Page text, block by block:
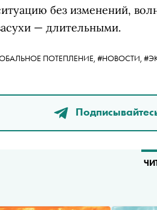
без изменений,
— длительными.
ПОТЕПЛЕНИЕ, #НОВОСТИ,